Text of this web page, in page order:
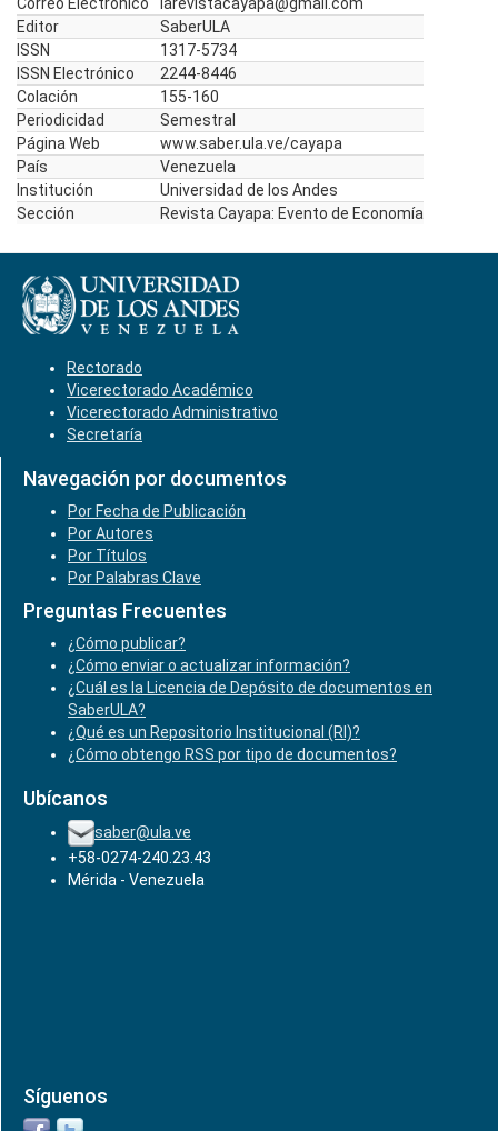
Editor
SaberULA
ISSN
1317-5734
ISSN Electrónico
2244-8446
Colación
155-160
Periodicidad
Semestral
Página Web
www.saber.ula.ve/cayapa
País
Venezuela
Institución
Universidad de los Andes
Sección
Revista Cayapa: Evento de Economía
Rectorado
Vicerectorado Académico
Vicerectorado Administrativo
Secretaría
Navegación por documentos
Por Fecha de Publicación
Por Autores
Por Títulos
Por Palabras Clave
Preguntas Frecuentes
¿Cómo publicar?
¿Cómo enviar o actualizar información?
¿Cuál es la Licencia de Depósito de documentos en
SaberULA?
¿Qué es un Repositorio Institucional (RI)?
¿Cómo obtengo RSS por tipo de documentos?
Ubícanos
saber@ula.ve
+58-0274-240.23.43
Mérida - Venezuela
Síguenos